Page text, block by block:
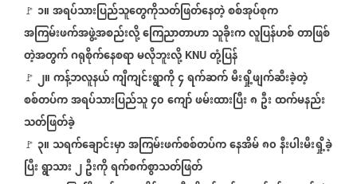
🚩 ၁။အရပ်သားပြည်သူတွေကိုသတ်ဖြတ်နေတဲ့စစ်အုပ်စုက
အကြမ်းဖက်အဖွဲ့အစည်းလို့ကြေညာတာဟာသူခိုးကလူပြန်ဟစ်တာဖြစ်
တဲ့အတွက်ဂရုစိုက်နေစရာမလိုဘူးလို့ KNU တုံ့ပြန်
🚩 ၂။ကန့်ဘလူနယ်ကျီကျင်းရွာကို၄ရက်ဆက်မီးရှို့ဖျက်ဆီးခဲ့တဲ့
စစ်တပ်ကအရပ်သားပြည်သူ၄၀ကျော်ဖမ်းထားပြီး၈ ဦးထက်မနည်း
သတ်ဖြတ်ခဲ့
🚩 ၃။သရက်ချောင်းမှာအကြမ်းဖက်စစ်တပ်ကနေအိမ်၈၀နီးပါးမီးရှို့ခဲ့
ပြီးရွာသား၂ဦးကိုရက်စက်စွာသတ်ဖြတ်